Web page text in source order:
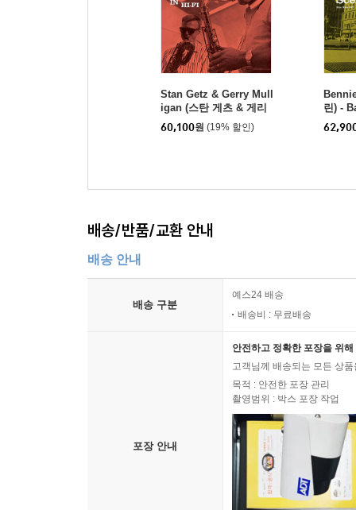
Stan Getz & Gerry Mull
igan (스탄 게츠 & 게리
멀리건) - Getz Meets M
ulligan In Hi-Fi [LP]
60,100원 (19% 할인)
린) -
e [LP]
배송/반품/교환 안내
배송 안내
배송 구분
예스24 배송
배송비 : 무료배송
포장 안내
안전하고 정확한 포장을 위
고객님께 배송되는 모든 상
목적 : 안전한 포장 관리
촬영범위 : 박스 포장 작업